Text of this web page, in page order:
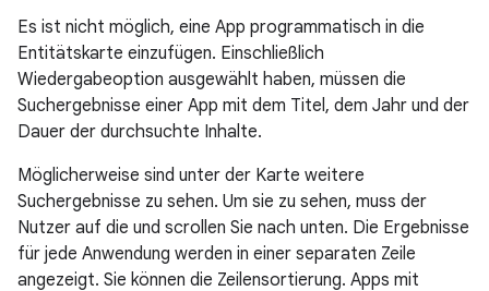
Es ist nicht möglich, eine App programmatisch in die
Entitätskarte einzufügen. Einschließlich
Wiedergabeoption ausgewählt haben, müssen die
Suchergebnisse einer App mit dem Titel, dem Jahr und der
Dauer der durchsuchte Inhalte.
Möglicherweise sind unter der Karte weitere
Suchergebnisse zu sehen. Um sie zu sehen, muss der
Nutzer auf die und scrollen Sie nach unten. Die Ergebnisse
für jede Anwendung werden in einer separaten Zeile
angezeigt. Sie können die Zeilensortierung. Apps mit